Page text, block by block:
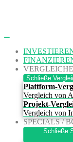
Schließe
Plattform-
Vergleich von
Projekt-
Vergleich von
SPECIALS /
Schließe